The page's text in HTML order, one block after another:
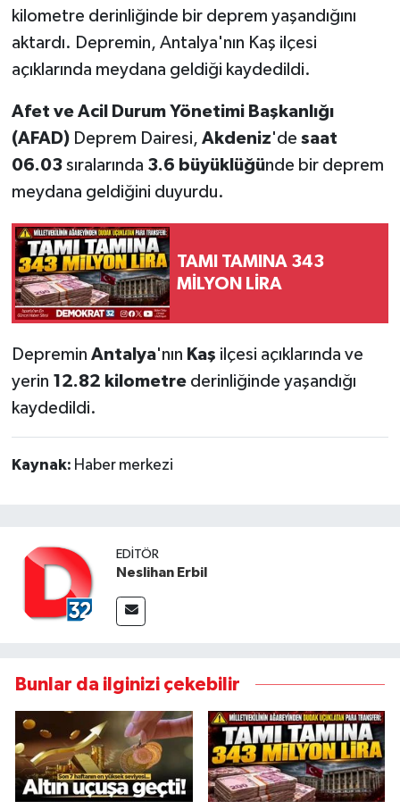
kilometre derinliğinde bir deprem yaşandığını
aktardı. Depremin, Antalya'nın Kaş ilçesi
açıklarında meydana geldiği kaydedildi.
Afet ve Acil Durum Yönetimi Başkanlığı
(AFAD)Deprem Dairesi, Akdeniz'de saat
06.03 sıralarında 3.6 büyüklüğünde bir deprem
meydana geldiğini duyurdu.
TAMI TAMINA 343
MİLYON LİRA
Depremin Antalya'nın Kaş ilçesi açıklarında ve
yerin 12.82 kilometre derinliğinde yaşandığı
kaydedildi.
Kaynak: Haber merkezi
EDITÖR
Neslihan Erbil
Bunlar da ilginizi çekebilir